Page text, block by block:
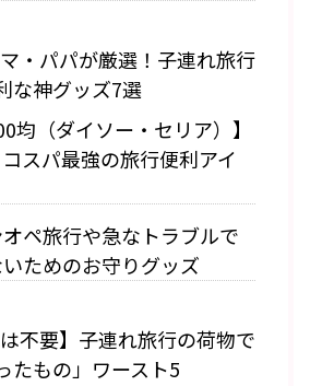
・パパが厳選！子連れ旅行
な神グッズ7選
均（ダイソー・セリア）】
スパ最強の旅行便利アイ
ペ旅行や急なトラブルで
ためのお守りグッズ
は不要】子連れ旅行の荷物で
たもの」ワースト5